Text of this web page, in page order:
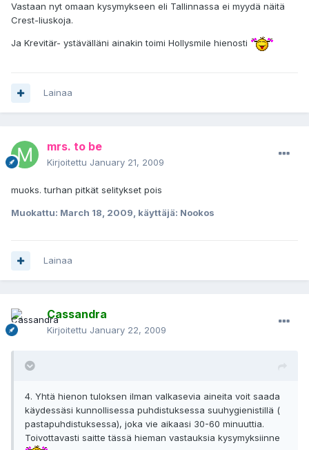
Vastaan nyt omaan kysymykseen eli Tallinnassa ei myydä näitä
Crest-liuskoja.
Ja Krevitär- ystävälläni ainakin toimi Hollysmile hienosti
Lainaa
mrs. to be
Kirjoitettu January 21, 2009
muoks. turhan pitkät selitykset pois
Muokattu: March 18, 2009, käyttäjä: Nookos
Lainaa
Cassandra
Kirjoitettu January 22, 2009
4. Yhtä hienon tuloksen ilman valkasevia aineita voit saada
käydessäsi kunnollisessa puhdistuksessa suuhygienistillä (
pastapuhdistuksessa), joka vie aikaasi 30-60 minuuttia.
Toivottavasti saitte tässä hieman vastauksia kysymyksiinne